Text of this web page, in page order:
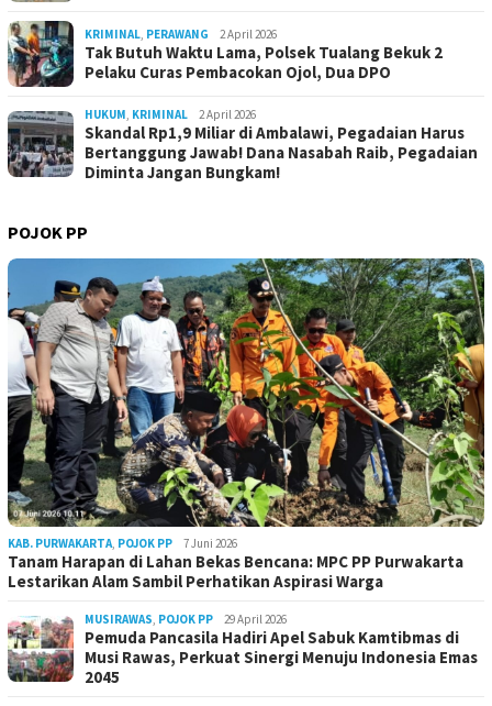
KRIMINAL, PERAWANG 2 April 2026
Tak Butuh Waktu Lama, Polsek Tualang Bekuk 2
Pelaku Curas Pembacokan Ojol, Dua DPO
HUKUM, KRIMINAL 2 April 2026
Skandal Rp1,9 Miliar di Ambalawi, Pegadaian Harus
Bertanggung Jawab! Dana Nasabah Raib, Pegadaian
Diminta Jangan Bungkam!
POJOK PP
KAB. PURWAKARTA, POJOK PP 7 Juni 2026
Tanam Harapan di Lahan Bekas Bencana: MPC PP Purwakarta
Lestarikan Alam Sambil Perhatikan Aspirasi Warga
MUSIRAWAS, POJOK PP 29 April 2026
Pemuda Pancasila Hadiri Apel Sabuk Kamtibmas di
Musi Rawas, Perkuat Sinergi Menuju Indonesia Emas
2045